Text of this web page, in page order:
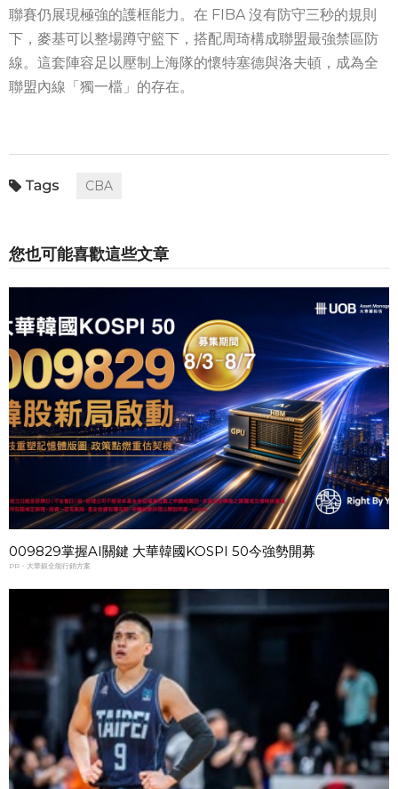
聯賽仍展現極強的護框能力。在 FIBA 沒有防守三秒的規則
下，麥基可以整場蹲守籃下，搭配周琦構成聯盟最強禁區防
線。這套陣容足以壓制上海隊的懷特塞德與洛夫頓，成為全
聯盟內線「獨一檔」的存在。
CBA
您也可能喜歡這些文章
009829掌握AI關鍵 大華韓國KOSPI 50今強勢開募
PR・大華銀全能行銷方案